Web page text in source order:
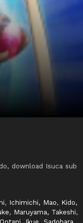
download Isuca sub
, Ichimichi, Mao, Kido,
, Maruyama, Takeshi,